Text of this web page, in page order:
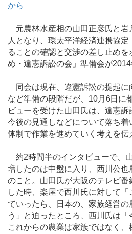
から
元農林水産相の山田正彦氏と岩
人となり、環太平洋経済連携協
ることの確認と交渉の差し止め
め・違憲訴訟の会」準備会が2014
同会は現在、違憲訴訟の提起に
など準備の段階だが、10月6日に
ビューを受けた山田氏は、違憲
今後の見通しなどについて落ち
体制で作業を進めていく考えを伝
約2時間半のインタビューで、
増したのは中盤に入り、西川公
のこと。山田氏が大阪のテレビ
した時、楽屋で西川氏に対して
ていったら、日本の、家族経営の
う」と迫ったところ、西川氏は「
これからの農業は家族ではなく、